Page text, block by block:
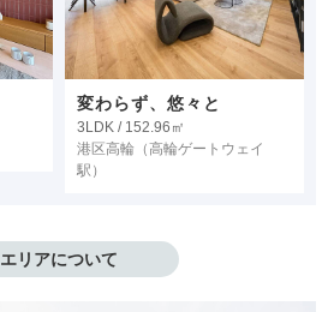
変わらず、悠々と
3LDK / 152.96㎡
港区高輪 （高輪ゲートウェイ
駅）
エリアについて